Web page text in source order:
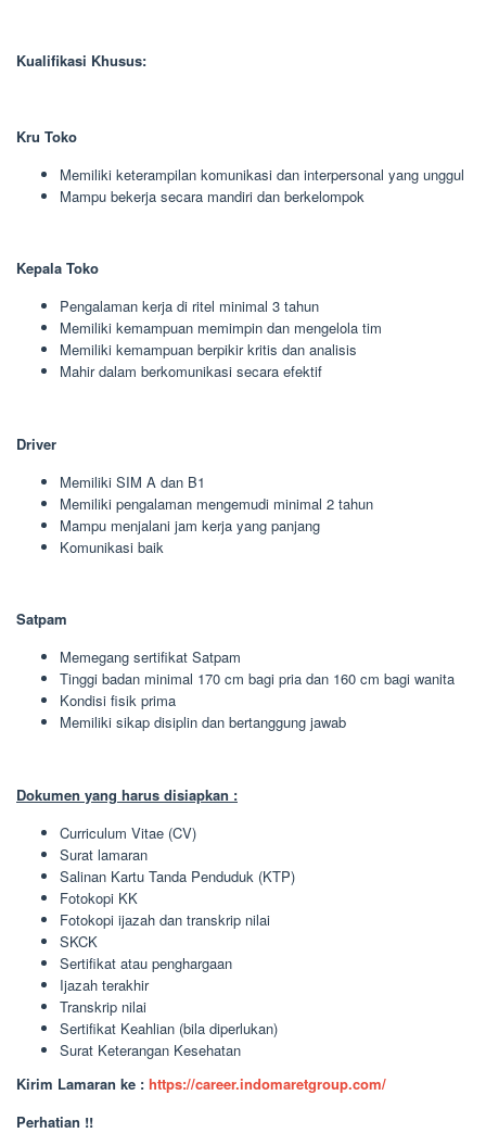
Kualifikasi Khusus:
Kru Toko
Memiliki keterampilan komunikasi dan interpersonal yang unggul
Mampu bekerja secara mandiri dan berkelompok
Kepala Toko
Pengalaman kerja di ritel minimal 3 tahun
Memiliki kemampuan memimpin dan mengelola tim
Memiliki kemampuan berpikir kritis dan analisis
Mahir dalam berkomunikasi secara efektif
Driver
Memiliki SIM A dan B1
Memiliki pengalaman mengemudi minimal 2 tahun
Mampu menjalani jam kerja yang panjang
Komunikasi baik
Satpam
Memegang sertifikat Satpam
Tinggi badan minimal 170 cm bagi pria dan 160 cm bagi wanita
Kondisi fisik prima
Memiliki sikap disiplin dan bertanggung jawab
Dokumen yang harus disiapkan :
Curriculum Vitae (CV)
Surat lamaran
Salinan Kartu Tanda Penduduk (KTP)
Fotokopi KK
Fotokopi ijazah dan transkrip nilai
SKCK
Sertifikat atau penghargaan
Ijazah terakhir
Transkrip nilai
Sertifikat Keahlian (bila diperlukan)
Surat Keterangan Kesehatan
Kirim Lamaran ke : https://career.indomaretgroup.com/
Perhatian !!